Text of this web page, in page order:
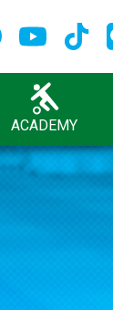
ACADEMY